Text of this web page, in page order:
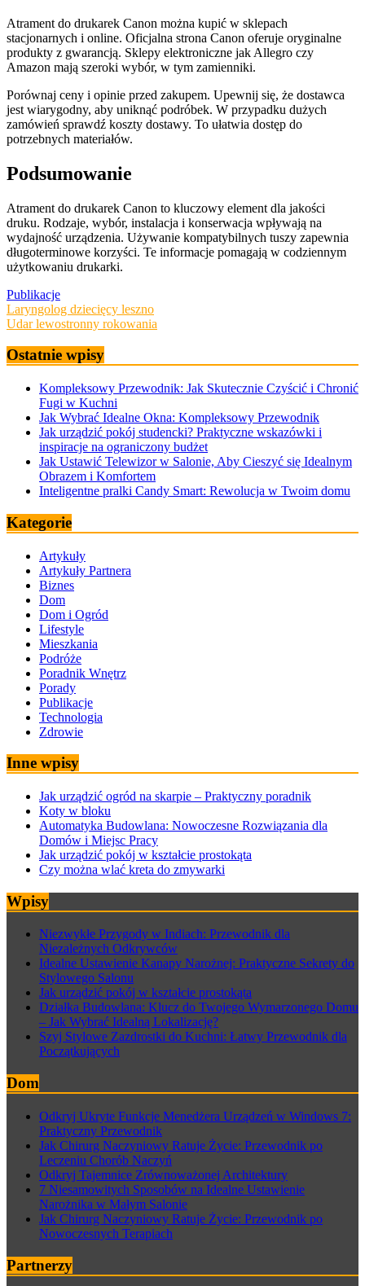
Atrament do drukarek Canon można kupić w sklepach
stacjonarnych i online. Oficjalna strona Canon oferuje oryginalne
produkty z gwarancją. Sklepy elektroniczne jak Allegro czy
Amazon mają szeroki wybór, w tym zamienniki.
Porównaj ceny i opinie przed zakupem. Upewnij się, że dostawca
jest wiarygodny, aby uniknąć podróbek. W przypadku dużych
zamówień sprawdź koszty dostawy. To ułatwia dostęp do
potrzebnych materiałów.
Podsumowanie
Atrament do drukarek Canon to kluczowy element dla jakości
druku. Rodzaje, wybór, instalacja i konserwacja wpływają na
wydajność urządzenia. Używanie kompatybilnych tuszy zapewnia
długoterminowe korzyści. Te informacje pomagają w codziennym
użytkowaniu drukarki.
Publikacje
Nawigacja
wpisu
Laryngolog dziecięcy leszno
Udar lewostronny rokowania
Ostatnie wpisy
Kompleksowy Przewodnik: Jak Skutecznie Czyścić i Chronić
Fugi w Kuchni
Jak Wybrać Idealne Okna: Kompleksowy Przewodnik
Jak urządzić pokój studencki? Praktyczne wskazówki i
inspiracje na ograniczony budżet
Jak Ustawić Telewizor w Salonie, Aby Cieszyć się Idealnym
Obrazem i Komfortem
Inteligentne pralki Candy Smart: Rewolucja w Twoim domu
Kategorie
Artykuły
Artykuły Partnera
Biznes
Dom
Dom i Ogród
Lifestyle
Mieszkania
Podróże
Poradnik Wnętrz
Porady
Publikacje
Technologia
Zdrowie
Inne wpisy
Jak urządzić ogród na skarpie – Praktyczny poradnik
Koty w bloku
Automatyka Budowlana: Nowoczesne Rozwiązania dla
Domów i Miejsc Pracy
Jak urządzić pokój w kształcie prostokąta
Czy można wlać kreta do zmywarki
Wpisy
Niezwykłe Przygody w Indiach: Przewodnik dla
Niezależnych Odkrywców
Idealne Ustawienie Kanapy Narożnej: Praktyczne Sekrety do
Stylowego Salonu
Jak urządzić pokój w kształcie prostokąta
Działka Budowlana: Klucz do Twojego Wymarzonego Domu
– Jak Wybrać Idealną Lokalizację?
Szyj Stylowe Zazdrostki do Kuchni: Łatwy Przewodnik dla
Początkujących
Dom
Odkryj Ukryte Funkcje Menedżera Urządzeń w Windows 7:
Praktyczny Przewodnik
Jak Chirurg Naczyniowy Ratuje Życie: Przewodnik po
Leczeniu Chorób Naczyń
Odkryj Tajemnice Zrównoważonej Architektury
7 Niesamowitych Sposobów na Idealne Ustawienie
Narożnika w Małym Salonie
Jak Chirurg Naczyniowy Ratuje Życie: Przewodnik po
Nowoczesnych Terapiach
Partnerzy